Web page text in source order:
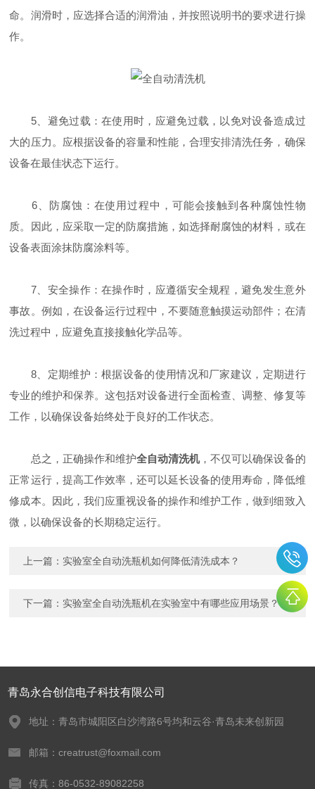
命。润滑时，应选择合适的润滑油，并按照说明书的要求进行操
作。
5、避免过载：在使用时，应避免过载，以免对设备造成过
大的压力。应根据设备的容量和性能，合理安排清洗任务，确保
设备在最佳状态下运行。
6、防腐蚀：在使用过程中，可能会接触到各种腐蚀性物
质。因此，应采取一定的防腐措施，如选择耐腐蚀的材料，或在
设备表面涂抹防腐涂料等。
7、安全操作：在操作时，应遵循安全规程，避免发生意外
事故。例如，在设备运行过程中，不要随意触摸运动部件；在清
洗过程中，应避免直接接触化学品等。
8、定期维护：根据设备的使用情况和厂家建议，定期进行
专业的维护和保养。这包括对设备进行全面检查、调整、修复等
工作，以确保设备始终处于良好的工作状态。
总之，正确操作和维护全自动清洗机，不仅可以确保设备的
正常运行，提高工作效率，还可以延长设备的使用寿命，降低维
修成本。因此，我们应重视设备的操作和维护工作，做到细致入
微，以确保设备的长期稳定运行。
上一篇： 实验室全自动洗瓶机如何降低清洗成本？
下一篇： 实验室全自动洗瓶机在实验室中有哪些应用场景？
青岛永合创信电子科技有限公司
地址：青岛市城阳区白沙湾路6号均和云谷·青岛未来创新园
邮箱：creatrust@foxmail.com
传真：86-0532-89082258